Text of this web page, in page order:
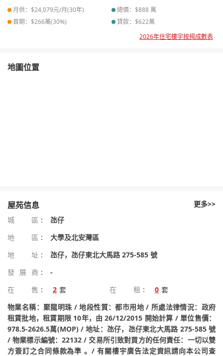
月供：$24,079元/月(30年) 總價：$888 萬
首期：$266萬(30%) 貸款：$622萬
2026年住宅樓宇按揭成數表
地圖位置
屋苑信息
更多>>
城區 : 氹仔
地區 :
大學及北安灣區
地址 :
氹仔，氹仔東北大馬路 275-585 號
發展商 :
-
在售 : 2 套 在租 : 0 套
物業名稱：聚龍明珠 / 地段性質：都市用地 / 所處法律情況：政府
租賃批地，租賃期限 10年，由 26/12/2015 開始計算 / 單位售價：
978.5-2626.5萬(MOP) / 地址：氹仔，氹仔東北大馬路 275-585 號
/ 物業標示編號：22132 / 交易所引致對買方的任何責任：一切以雙
方簽訂之合同條款為準 。/ 有關樓宇廣告法定資訊請向本公司查